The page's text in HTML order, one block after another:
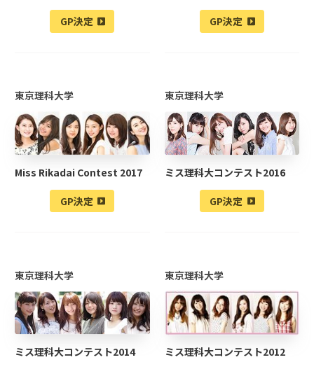
GP決定 GP決定
東京理科大学
Miss Rikadai Contest 2017
GP決定
東京理科大学
ミス理科大コンテスト2016
GP決定
東京理科大学
ミス理科大コンテスト2014
東京理科大学
ミス理科大コンテスト2012